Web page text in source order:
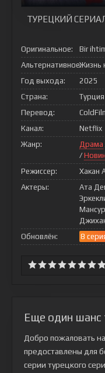
ТУРЕЦКИЙ
Оригинальное:
Bir
Альтернативное:Жизнь
Год выхода:
2025
Страна:
Турция
Перевод:
Канал:
Netflix
Жанр:
Драма
/
Режиссер:
Хакан
Актеры:
Ата
Обновлён:
8
Еще один шанс
Добро пожаловать
предоставлены для
серии турецкого